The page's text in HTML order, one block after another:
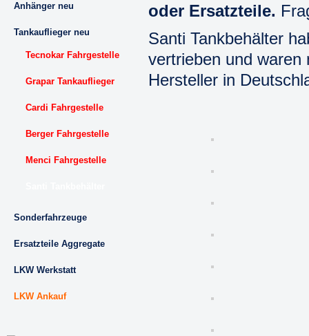
Anhänger neu
Tankauflieger neu
Tecnokar Fahrgestelle
Grapar Tankauflieger
Cardi Fahrgestelle
Berger Fahrgestelle
Menci Fahrgestelle
Sonderfahrzeuge
Ersatzteile Aggregate
LKW Werkstatt
LKW Ankauf
oder Ersatzteile.
Santi Tankbehälter
vertrieben und waren
Hersteller in